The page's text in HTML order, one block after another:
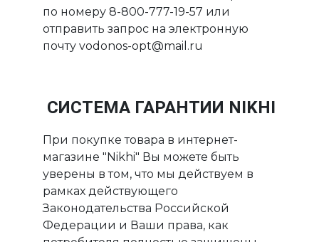
по номеру 8-800-777-19-57 или
отправить запрос на электронную
почту vodonos-opt@mail.ru
СИСТЕМА ГАРАНТИИ NIKHI
При покупке товара в интернет-
магазине "Nikhi" Вы можете быть
уверены в том, что мы действуем в
рамках действующего
Законодательства Российской
Федерации и Ваши права, как